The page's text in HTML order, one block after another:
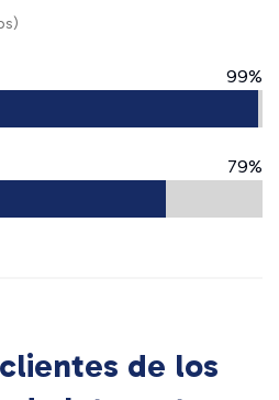
99%
79%
de los